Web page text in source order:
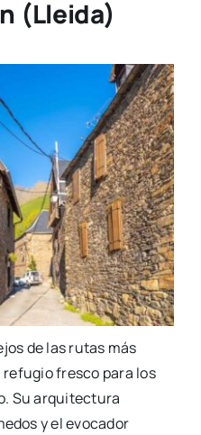
(Lleida)
de las rutas más
fresco para los
Su arquitectura
y el evocador